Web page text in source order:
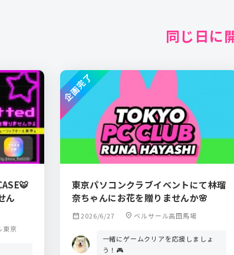
同じ日に
ん
東京
東京パソコンクラブイベントにて林瑠
奈ちゃんにお花を贈りませんか🌸
calendar_month2026/6/27 location_on ベルサール高田馬場
一緒にゲームクリアを応援しましょ
う！🎮
企画完了